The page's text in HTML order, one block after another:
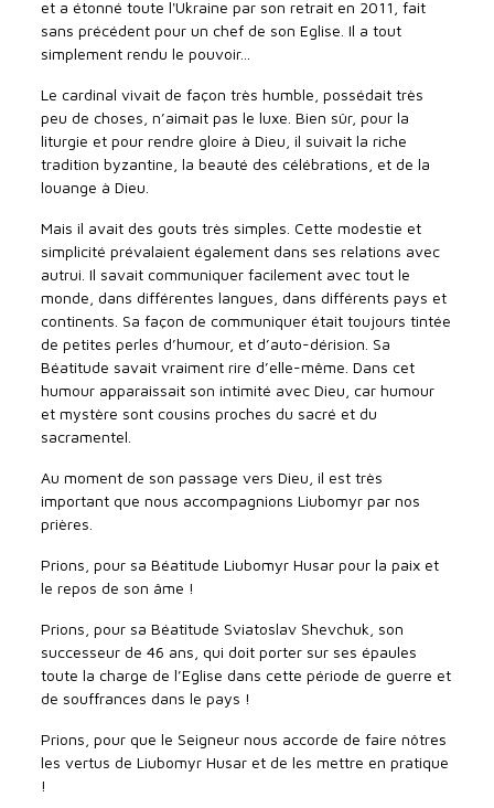
et a étonné toute l'Ukraine par son retrait en 2011, fait
sans précédent pour un chef de son Eglise. Il a tout
simplement rendu le pouvoir...
Le cardinal vivait de façon très humble, possédait très
peu de choses, n’aimait pas le luxe. Bien sûr, pour la
liturgie et pour rendre gloire à Dieu, il suivait la riche
tradition byzantine, la beauté des célébrations, et de la
louange à Dieu.
Mais il avait des gouts très simples. Cette modestie et
simplicité prévalaient également dans ses relations avec
autrui. Il savait communiquer facilement avec tout le
monde, dans différentes langues, dans différents pays et
continents. Sa façon de communiquer était toujours tintée
de petites perles d’humour, et d’auto-dérision. Sa
Béatitude savait vraiment rire d’elle-même. Dans cet
humour apparaissait son intimité avec Dieu, car humour
et mystère sont cousins proches du sacré et du
sacramentel.
Au moment de son passage vers Dieu, il est très
important que nous accompagnions Liubomyr par nos
prières.
Prions, pour sa Béatitude Liubomyr Husar pour la paix et
le repos de son âme !
Prions, pour sa Béatitude Sviatoslav Shevchuk, son
successeur de 46 ans, qui doit porter sur ses épaules
toute la charge de l’Eglise dans cette période de guerre et
de souffrances dans le pays !
Prions, pour que le Seigneur nous accorde de faire nôtres
les vertus de Liubomyr Husar et de les mettre en pratique
!